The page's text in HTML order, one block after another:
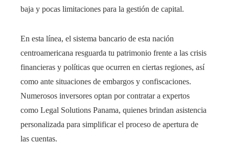
baja y pocas limitaciones para la gestión de capital.
En esta línea, el sistema bancario de esta nación
centroamericana resguarda tu patrimonio frente a las crisis
financieras y políticas que ocurren en ciertas regiones, así
como ante situaciones de embargos y confiscaciones.
Numerosos inversores optan por contratar a expertos
como Legal Solutions Panama, quienes brindan asistencia
personalizada para simplificar el proceso de apertura de
las cuentas.